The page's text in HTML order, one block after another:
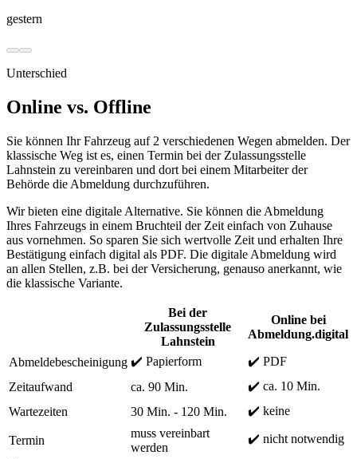
gestern
Unterschied
Online vs. Offline
Sie können Ihr Fahrzeug auf 2 verschiedenen Wegen abmelden. Der
klassische Weg ist es, einen Termin bei der Zulassungsstelle
Lahnstein zu vereinbaren und dort bei einem Mitarbeiter der
Behörde die Abmeldung durchzuführen.
Wir bieten eine digitale Alternative. Sie können die Abmeldung
Ihres Fahrzeugs in einem Bruchteil der Zeit einfach von Zuhause
aus vornehmen. So sparen Sie sich wertvolle Zeit und erhalten Ihre
Bestätigung einfach digital als PDF. Die digitale Abmeldung wird
an allen Stellen, z.B. bei der Versicherung, genauso anerkannt, wie
die klassische Variante.
Bei der
Zulassungsstelle
Lahnstein
Online bei
Abmeldung.digital
Abmeldebescheinigung ✔️ Papierform
✔️ PDF
Zeitaufwand
ca. 90 Min.
✔️ ca. 10 Min.
Wartezeiten
30 Min. - 120 Min. ✔️ keine
Termin
muss vereinbart
werden
✔️ nicht notwendig